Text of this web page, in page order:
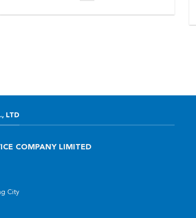
LTD
COMPANY LIMITED
City